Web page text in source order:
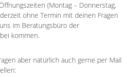
(Montag – Donnerstag,
ohne Termin mit deinen Fragen
im Beratungsbüro der
kommen.
aber natürlich auch gerne per Mail